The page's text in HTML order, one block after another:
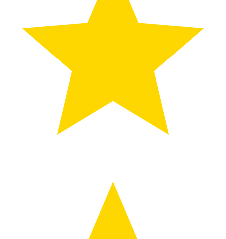
2022-08-16
中国驻法兰克福总领事梁建全在2015年春
多侨界、中资企业和留学人员代表在总领馆欢聚一堂，共同庆
祝中国农历春节，我感到十分高兴。首先请允许我代表驻法兰